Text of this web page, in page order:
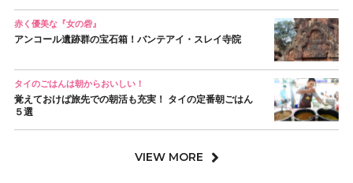
赤く優美な『女の砦』
アンコール遺跡群の宝石箱！バンテアイ・スレイ寺院
タイのごはんは朝からおいしい！
覚えておけば旅先での朝活も充実！ タイの定番朝ごはん
５選
VIEW MORE